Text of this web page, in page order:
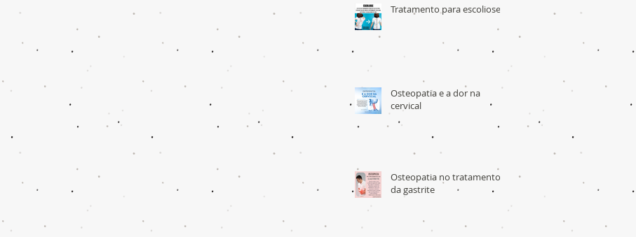
Tratamento para escoliose
Osteopatia e a dor na
cervical
Osteopatia no tratamento
da gastrite